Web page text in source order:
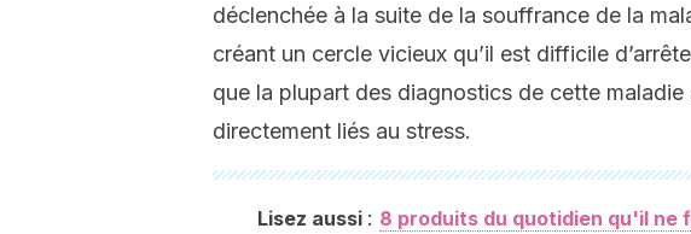
déclenchée à la suite de la souffrance de la
créant un cercle vicieux qu’il est difficile
que la plupart des diagnostics de cette maladie
directement liés au stress.
Lisez aussi : 8 produits du quotidien qu'il ne